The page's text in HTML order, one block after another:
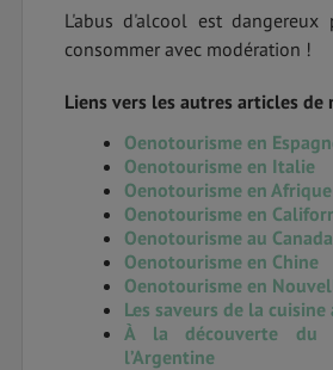
L'abus d'alcool est
consommer avec modération !
Liens vers les autres articles de
Oenotourisme en
Oenotourisme en Italie
Oenotourisme en
Oenotourisme en
Oenotourisme au Canada
Oenotourisme en Chine
Oenotourisme en
Les saveurs de la
À la découverte du
l’Argentine